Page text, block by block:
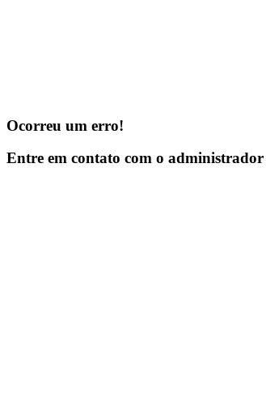
Ocorreu um erro!
Entre em contato com o